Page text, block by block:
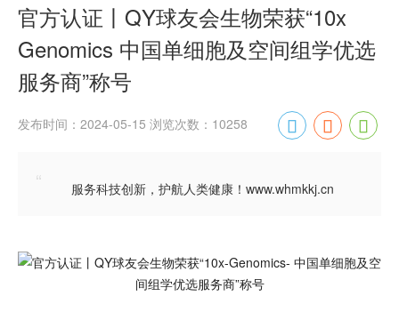
官方认证丨QY球友会生物荣获“10x
Genomics 中国单细胞及空间组学优选
服务商”称号
发布时间：2024-05-15 浏览次数：10258
“ 服务科技创新，护航人类健康！www.whmkkj.cn